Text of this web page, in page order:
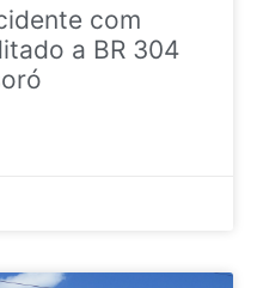
com
a BR 304